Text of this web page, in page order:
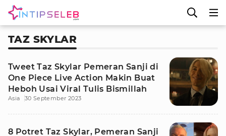
TAZ SKYLAR
Tweet Taz Skylar Pemeran Sanji di
One Piece Live Action Makin Buat
Heboh Usai Viral Tulis Bismillah
Asia 30 September 2023
8 Potret Taz Skylar, Pemeran Sanji